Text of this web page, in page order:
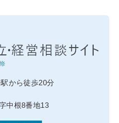
から徒歩20分
中根8番地13